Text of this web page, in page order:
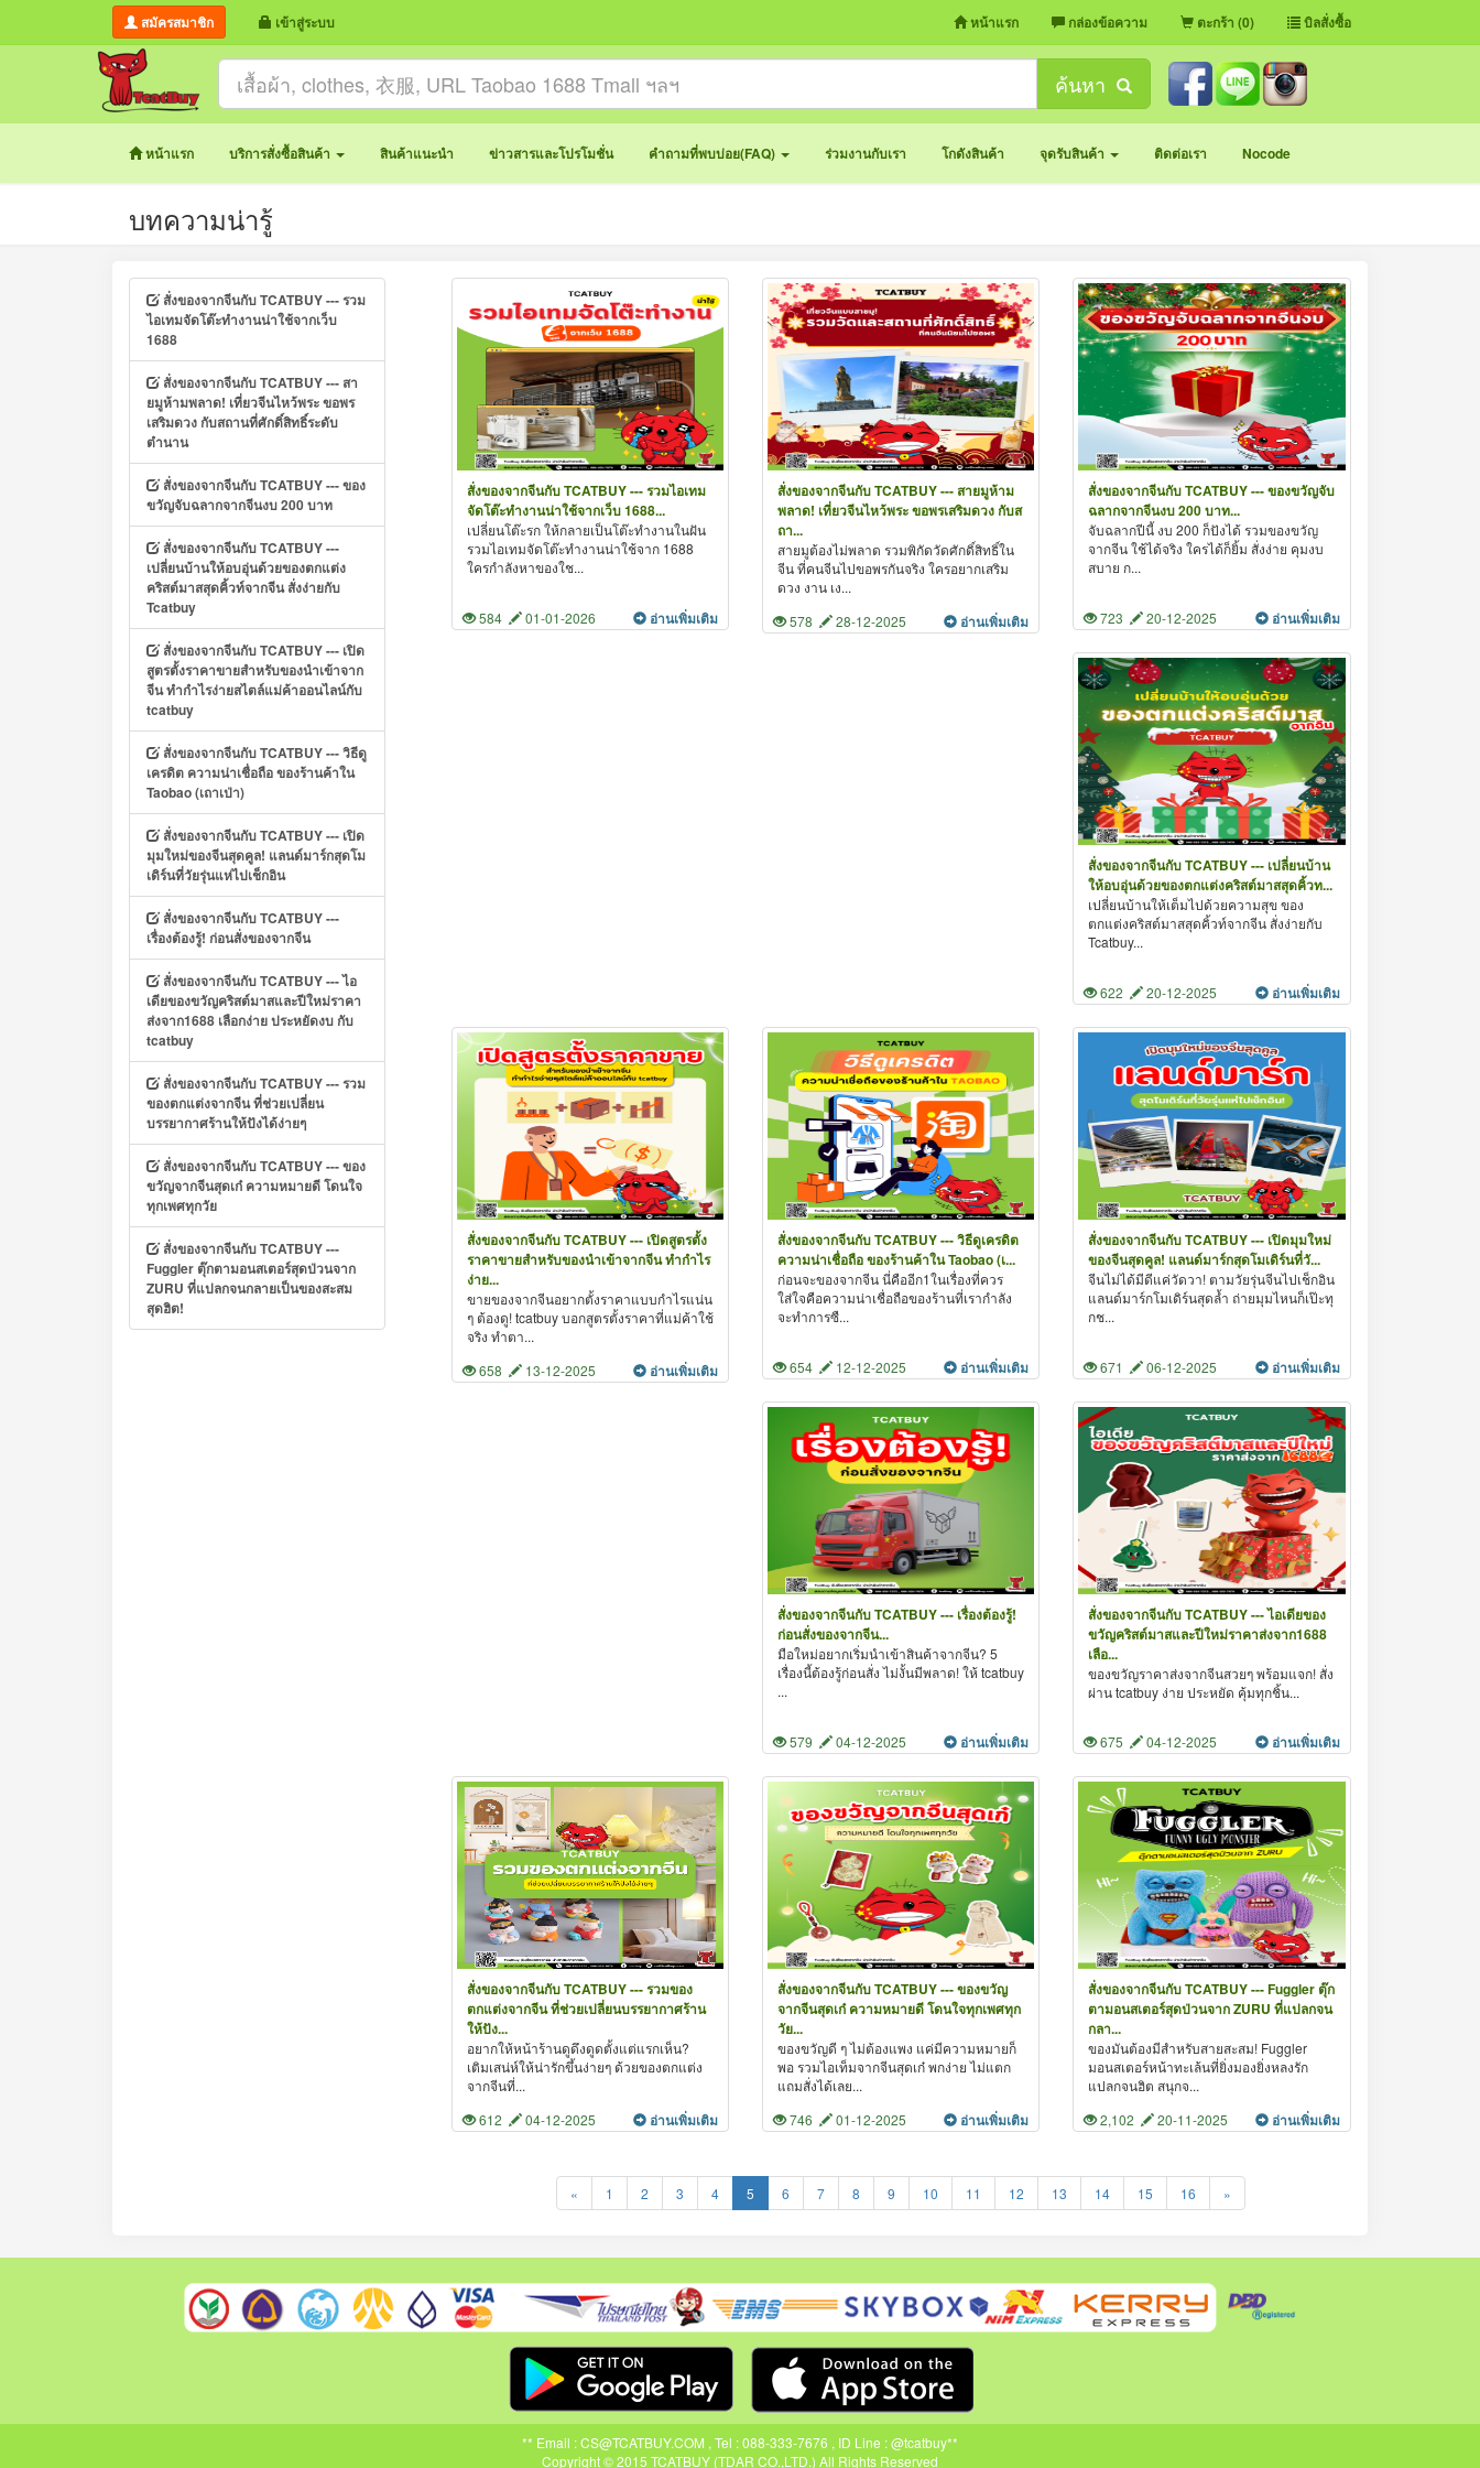
สมัครสมาชิก เข้าสู่ระบบ หน้าแรก กล่องข้อความ ตะกร้า (0) บิลสั่งซื้อ
ค้นหา
หน้าแรก บริการสั่งซื้อสินค้า สินค้าแนะนำ ข่าวสารและโปรโมชั่น คำถามที่พบบ่อย(FAQ) ร่วมงานกับเรา โกดังสินค้า จุดรับสินค้า ติดต่อเรา Nocode
บทความน่ารู้
สั่งของจากจีนกับ TCATBUY --- รวม
ไอเทมจัดโต๊ะทำงานน่าใช้จากเว็บ
1688
สั่งของจากจีนกับ TCATBUY --- สา
ยมูห้ามพลาด! เที่ยวจีนไหว้พระ ขอพร
เสริมดวง กับสถานที่ศักดิ์สิทธิ์ระดับ
ตำนาน
สั่งของจากจีนกับ TCATBUY --- ของ
ขวัญจับฉลากจากจีนงบ 200 บาท
สั่งของจากจีนกับ TCATBUY ---
เปลี่ยนบ้านให้อบอุ่นด้วยของตกแต่ง
คริสต์มาสสุดคิ้วท์จากจีน สั่งง่ายกับ
Tcatbuy
สั่งของจากจีนกับ TCATBUY --- เปิด
สูตรตั้งราคาขายสำหรับของนำเข้าจาก
จีน ทำกำไรง่ายสไตล์แม่ค้าออนไลน์กับ
tcatbuy
สั่งของจากจีนกับ TCATBUY --- วิธีดู
เครดิต ความน่าเชื่อถือ ของร้านค้าใน
Taobao (เถาเป่า)
สั่งของจากจีนกับ TCATBUY --- เปิด
มุมใหม่ของจีนสุดคูล! แลนด์มาร์กสุดโม
เดิร์นที่วัยรุ่นแห่ไปเช็กอิน
สั่งของจากจีนกับ TCATBUY ---
เรื่องต้องรู้! ก่อนสั่งของจากจีน
สั่งของจากจีนกับ TCATBUY --- ไอ
เดียของขวัญคริสต์มาสและปีใหม่ราคา
ส่งจาก1688 เลือกง่าย ประหยัดงบ กับ
tcatbuy
สั่งของจากจีนกับ TCATBUY --- รวม
ของตกแต่งจากจีน ที่ช่วยเปลี่ยน
บรรยากาศร้านให้ปังได้ง่ายๆ
สั่งของจากจีนกับ TCATBUY --- ของ
ขวัญจากจีนสุดเก๋ ความหมายดี โดนใจ
ทุกเพศทุกวัย
สั่งของจากจีนกับ TCATBUY ---
Fuggler ตุ๊กตามอนสเตอร์สุดป่วนจาก
ZURU ที่แปลกจนกลายเป็นของสะสม
สุดฮิต!
สั่งของจากจีนกับ TCATBUY --- รวมไอเทม
จัดโต๊ะทำงานน่าใช้จากเว็บ 1688...
เปลี่ยนโต๊ะรก ให้กลายเป็นโต๊ะทำงานในฝัน
รวมไอเทมจัดโต๊ะทำงานน่าใช้จาก 1688
ใครกำลังหาของใช...
584 01-01-2026 อ่านเพิ่มเติม
สั่งของจากจีนกับ TCATBUY --- สายมูห้าม
พลาด! เที่ยวจีนไหว้พระ ขอพรเสริมดวง กับส
ถา...
สายมูต้องไม่พลาด รวมพิกัดวัดศักดิ์สิทธิ์ใน
จีน ที่คนจีนไปขอพรกันจริง ใครอยากเสริม
ดวง งาน เง...
578
28-12-2025 อ่านเพิ่มเติม
สั่งของจากจีนกับ TCATBUY --- ของขวัญจับ
ฉลากจากจีนงบ 200 บาท...
จับฉลากปีนี้ งบ 200 ก็ปังได้ รวมของขวัญ
จากจีน ใช้ได้จริง ใครได้ก็ยิ้ม สั่งง่าย คุมงบ
สบาย ก...
723 20-12-2025 อ่านเพิ่มเติม
สั่งของจากจีนกับ TCATBUY --- เปลี่ยนบ้าน
ให้อบอุ่นด้วยของตกแต่งคริสต์มาสสุดคิ้วท...
เปลี่ยนบ้านให้เต็มไปด้วยความสุข ของ
ตกแต่งคริสต์มาสสุดคิ้วท์จากจีน สั่งง่ายกับ
Tcatbuy...
622 20-12-2025 อ่านเพิ่มเติม
สั่งของจากจีนกับ TCATBUY --- เปิดสูตรตั้ง
ราคาขายสำหรับของนำเข้าจากจีน ทำกำไร
ง่าย...
ขายของจากจีนอยากตั้งราคาแบบกำไรแน่น
ๆ ต้องดู! tcatbuy บอกสูตรตั้งราคาที่แม่ค้าใช้
จริง ทำตา...
658
13-12-2025 อ่านเพิ่มเติม
สั่งของจากจีนกับ TCATBUY --- วิธีดูเครดิต
ความน่าเชื่อถือ ของร้านค้าใน Taobao (เ...
ก่อนจะของจากจีน นี่คืออีก1ในเรื่องที่ควร
ใส่ใจคือความน่าเชื่อถือของร้านที่เรากำลัง
จะทำการซื...
654 12-12-2025 อ่านเพิ่มเติม
สั่งของจากจีนกับ TCATBUY --- เปิดมุมใหม่
ของจีนสุดคูล! แลนด์มาร์กสุดโมเดิร์นที่วั...
จีนไม่ได้มีดีแค่วัดวา! ตามวัยรุ่นจีนไปเช็กอิน
แลนด์มาร์กโมเดิร์นสุดล้ำ ถ่ายมุมไหนก็เป๊ะทุ
กช...
671 06-12-2025 อ่านเพิ่มเติม
สั่งของจากจีนกับ TCATBUY --- เรื่องต้องรู้!
ก่อนสั่งของจากจีน...
มือใหม่อยากเริ่มนำเข้าสินค้าจากจีน? 5
เรื่องนี้ต้องรู้ก่อนสั่ง ไม่งั้นมีพลาด! ให้ tcatbuy
...
579 04-12-2025 อ่านเพิ่มเติม
สั่งของจากจีนกับ TCATBUY --- ไอเดียของ
ขวัญคริสต์มาสและปีใหม่ราคาส่งจาก1688
เลือ...
ของขวัญราคาส่งจากจีนสวยๆ พร้อมแจก! สั่ง
ผ่าน tcatbuy ง่าย ประหยัด คุ้มทุกชิ้น...
675 04-12-2025 อ่านเพิ่มเติม
สั่งของจากจีนกับ TCATBUY --- รวมของ
ตกแต่งจากจีน ที่ช่วยเปลี่ยนบรรยากาศร้าน
ให้ปัง...
อยากให้หน้าร้านดูดึงดูดตั้งแต่แรกเห็น?
เติมเสน่ห์ให้น่ารักขึ้นง่ายๆ ด้วยของตกแต่ง
จากจีนที่...
612
04-12-2025 อ่านเพิ่มเติม
สั่งของจากจีนกับ TCATBUY --- ของขวัญ
จากจีนสุดเก๋ ความหมายดี โดนใจทุกเพศทุก
วัย...
ของขวัญดี ๆ ไม่ต้องแพง แค่มีความหมายก็
พอ รวมไอเท็มจากจีนสุดเก๋ พกง่าย ไม่แตก
แถมสั่งได้เลย...
746
01-12-2025 อ่านเพิ่มเติม
สั่งของจากจีนกับ TCATBUY --- Fuggler ตุ๊ก
ตามอนสเตอร์สุดป่วนจาก ZURU ที่แปลกจน
กลา...
ของมันต้องมีสำหรับสายสะสม! Fuggler
มอนสเตอร์หน้าทะเล้นที่ยิ่งมองยิ่งหลงรัก
แปลกจนฮิต สนุกจ...
2,102
20-11-2025 อ่านเพิ่มเติม
« 1 2 3 4 5 6 7 8 9 10 11 12 13 14 15 16 »
** Email : CS@TCATBUY.COM , Tel : 088-333-7676 , ID Line : @tcatbuy**
Copyright © 2015 TCATBUY (TDAR CO.,LTD.) All Rights Reserved